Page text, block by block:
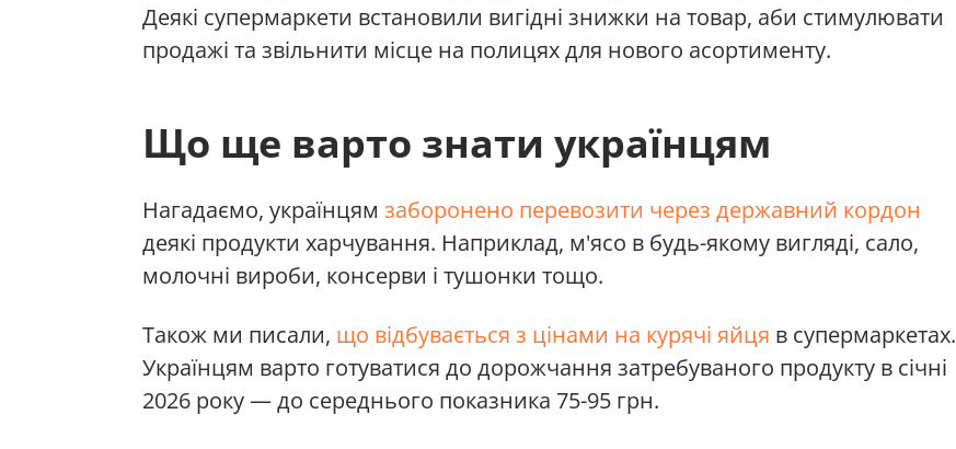
Деякі супермаркети встановили вигідні знижки на товар, аби стимулювати
продажі та звільнити місце на полицях для нового асортименту.
Що ще варто знати українцям
Нагадаємо, українцям заборонено перевозити через державний кордон
деякі продукти харчування. Наприклад, м'ясо в будь-якому вигляді, сало,
молочні вироби, консерви і тушонки тощо.
Також ми писали, що відбувається з цінами на курячі яйця в супермаркетах.
Українцям варто готуватися до дорожчання затребуваного продукту в січні
2026 року — до середнього показника 75-95 грн.